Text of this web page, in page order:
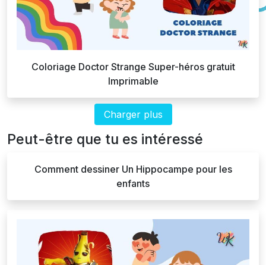
Coloriage Doctor Strange Super-héros gratuit
Imprimable
Charger plus
Peut-être que tu es intéressé
Comment dessiner Un Hippocampe pour les
enfants